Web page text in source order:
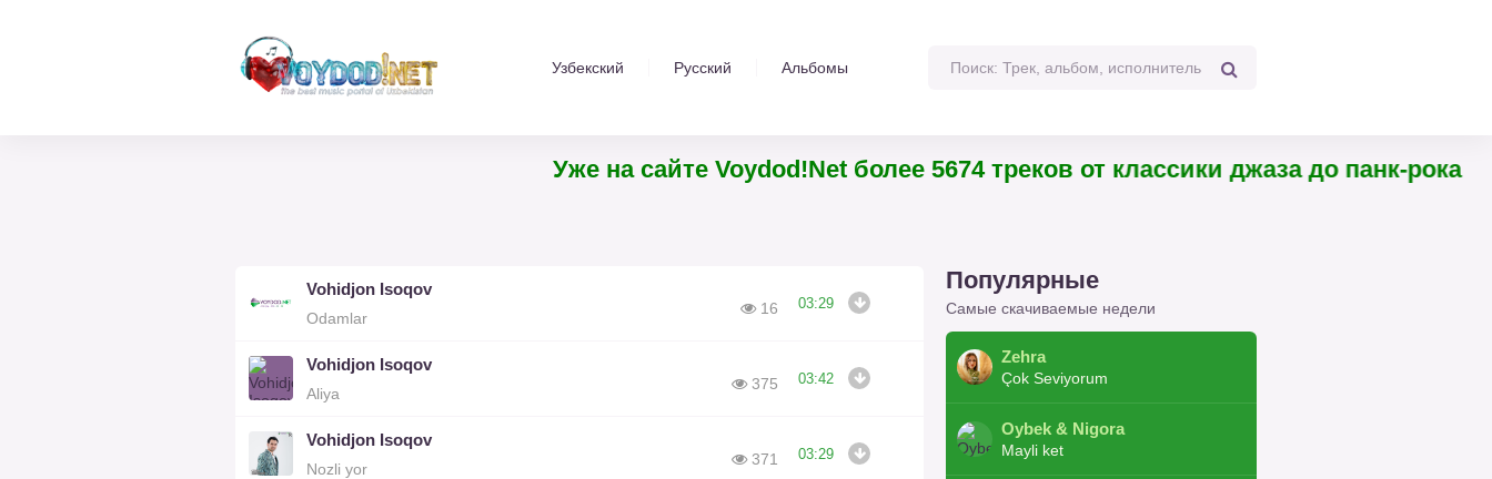
Узбекский Русский Альбомы
Уже на сайте Voydod!Net более 5674 треков от классики джаза до панк-рока
Vohidjon Isoqov
Odamlar
16 03:29
Vohidjon Isoqov
Aliya
375 03:42
Vohidjon Isoqov
Nozli yor
371 03:29
Популярные
Самые скачиваемые недели
Zehra
Çok Seviyorum
Oybek & Nigora
Mayli ket